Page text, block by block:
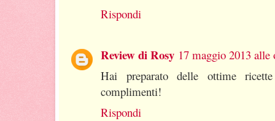
Rispondi
Review di Rosy 17 maggio 2013 alle
Hai preparato delle ottime
complimenti!
Rispondi